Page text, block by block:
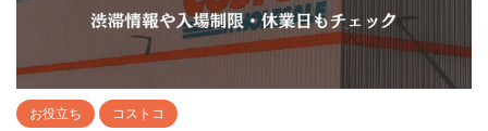
お役立ち コストコ